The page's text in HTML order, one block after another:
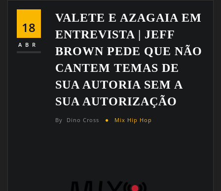
18
ABR
VALETE E AZAGAIA EM
ENTREVISTA | JEFF
BROWN PEDE QUE NÃO
CANTEM TEMAS DE
SUA AUTORIA SEM A
SUA AUTORIZAÇÃO
By Dino Cross Mix Hip Hop